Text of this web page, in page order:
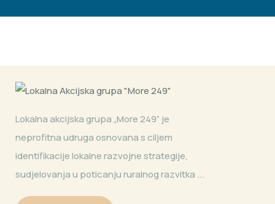
Lokalna akcijska grupa „More 249” je
neprofitna udruga osnovana s ciljem
identifikacije lokalne razvojne strategije,
sudjelovanja u poticanju ruralnog razvitka ...